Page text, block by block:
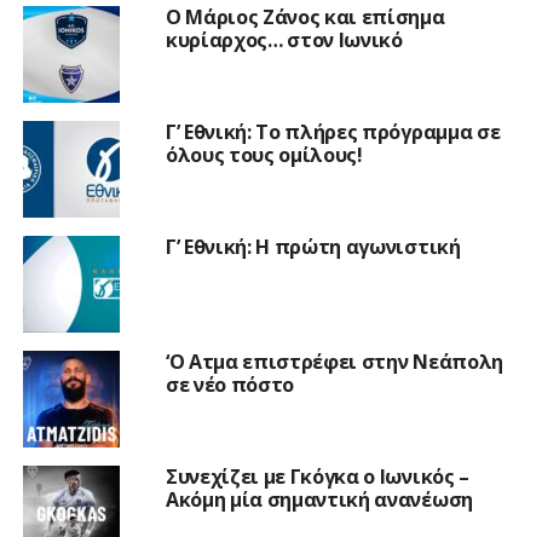
Ο Μάριος Ζάνος και επίσημα
κυρίαρχος… στον Ιωνικό
Γ’ Εθνική: Το πλήρες πρόγραμμα σε
όλους τους ομίλους!
Γ’ Εθνική: Η πρώτη αγωνιστική
‘Ο Ατμα επιστρέφει στην Νεάπολη
σε νέο πόστο
Συνεχίζει με Γκόγκα ο Ιωνικός –
Ακόμη μία σημαντική ανανέωση